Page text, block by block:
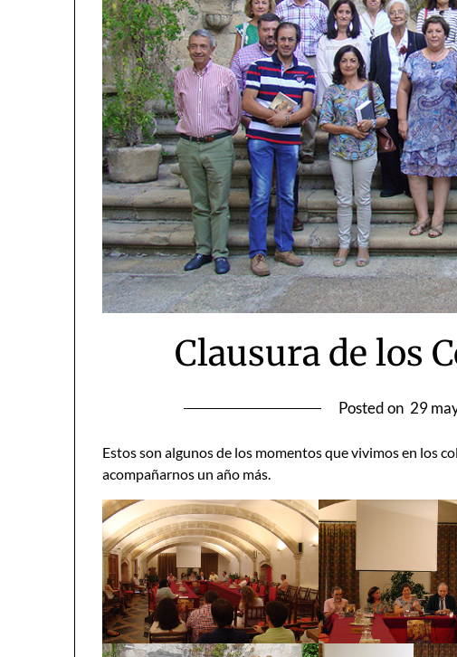
Clausura de los
Posted on 29
Estos son algunos de los momentos que vivimos en los
acompañarnos un año más.